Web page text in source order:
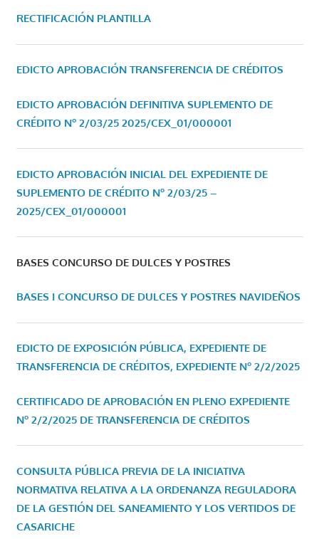
RECTIFICACIÓN PLANTILLA
EDICTO APROBACIÓN TRANSFERENCIA DE CRÉDITOS
EDICTO APROBACIÓN DEFINITIVA SUPLEMENTO DE
CRÉDITO Nº 2/03/25 2025/CEX_01/000001
EDICTO APROBACIÓN INICIAL DEL EXPEDIENTE DE
SUPLEMENTO DE CRÉDITO Nº 2/03/25 –
2025/CEX_01/000001
BASES CONCURSO DE DULCES Y POSTRES
BASES I CONCURSO DE DULCES Y POSTRES NAVIDEÑOS
EDICTO DE EXPOSICIÓN PÚBLICA, EXPEDIENTE DE
TRANSFERENCIA DE CRÉDITOS, EXPEDIENTE Nº 2/2/2025
CERTIFICADO DE APROBACIÓN EN PLENO EXPEDIENTE
Nº 2/2/2025 DE TRANSFERENCIA DE CRÉDITOS
CONSULTA PÚBLICA PREVIA DE LA INICIATIVA
NORMATIVA RELATIVA A LA ORDENANZA REGULADORA
DE LA GESTIÓN DEL SANEAMIENTO Y LOS VERTIDOS DE
CASARICHE